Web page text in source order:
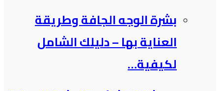
بشرة الوجه الجافة وطريقة
العناية بها – دليلك الشامل
لكيفية…